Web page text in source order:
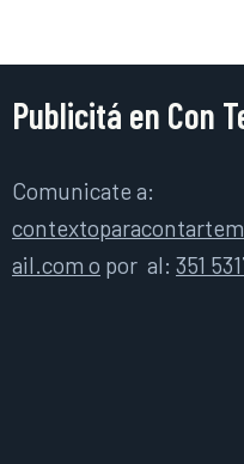
Publicitá en Con
Comunicate a:
ail.com o por al: 351